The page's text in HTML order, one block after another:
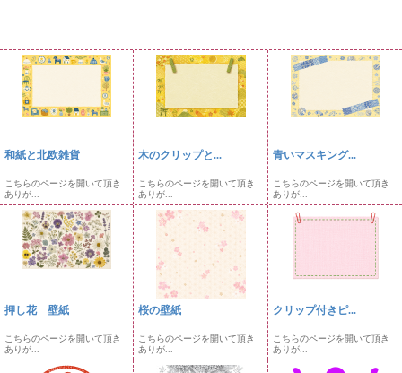
和紙と北欧雑貨
こちらのページを開いて頂き
ありが...
木のクリップと...
こちらのページを開いて頂き
ありが...
青いマスキング...
こちらのページを開いて頂き
ありが...
押し花 壁紙
こちらのページを開いて頂き
ありが...
桜の壁紙
こちらのページを開いて頂き
ありが...
クリップ付きピ...
こちらのページを開いて頂き
ありが...